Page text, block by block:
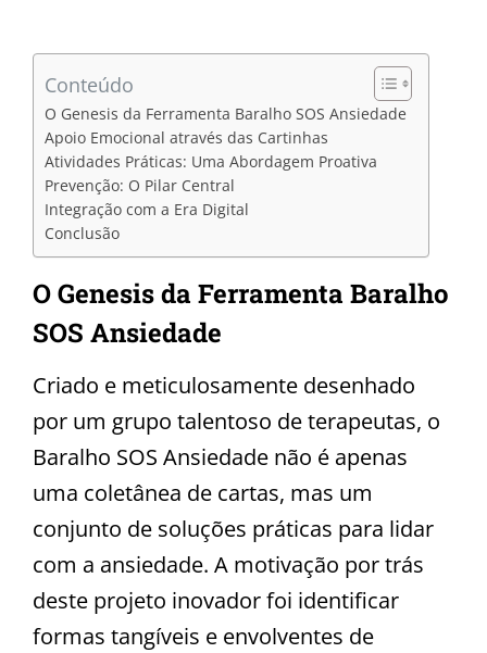
Conteúdo
O Genesis da Ferramenta Baralho SOS Ansiedade
Apoio Emocional através das Cartinhas
Atividades Práticas: Uma Abordagem Proativa
Prevenção: O Pilar Central
Integração com a Era Digital
Conclusão
O Genesis da Ferramenta Baralho
SOS Ansiedade
Criado e meticulosamente desenhado
por um grupo talentoso de terapeutas, o
Baralho SOS Ansiedade não é apenas
uma coletânea de cartas, mas um
conjunto de soluções práticas para lidar
com a ansiedade. A motivação por trás
deste projeto inovador foi identificar
formas tangíveis e envolventes de